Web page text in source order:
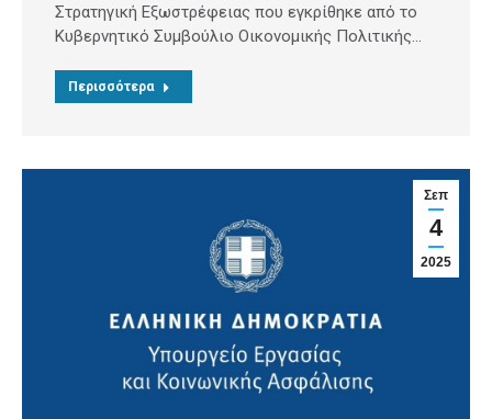
Στρατηγική Εξωστρέφειας που εγκρίθηκε από το
Κυβερνητικό Συμβούλιο Οικονομικής Πολιτικής…
Περισσότερα
Σεπ
4
2025